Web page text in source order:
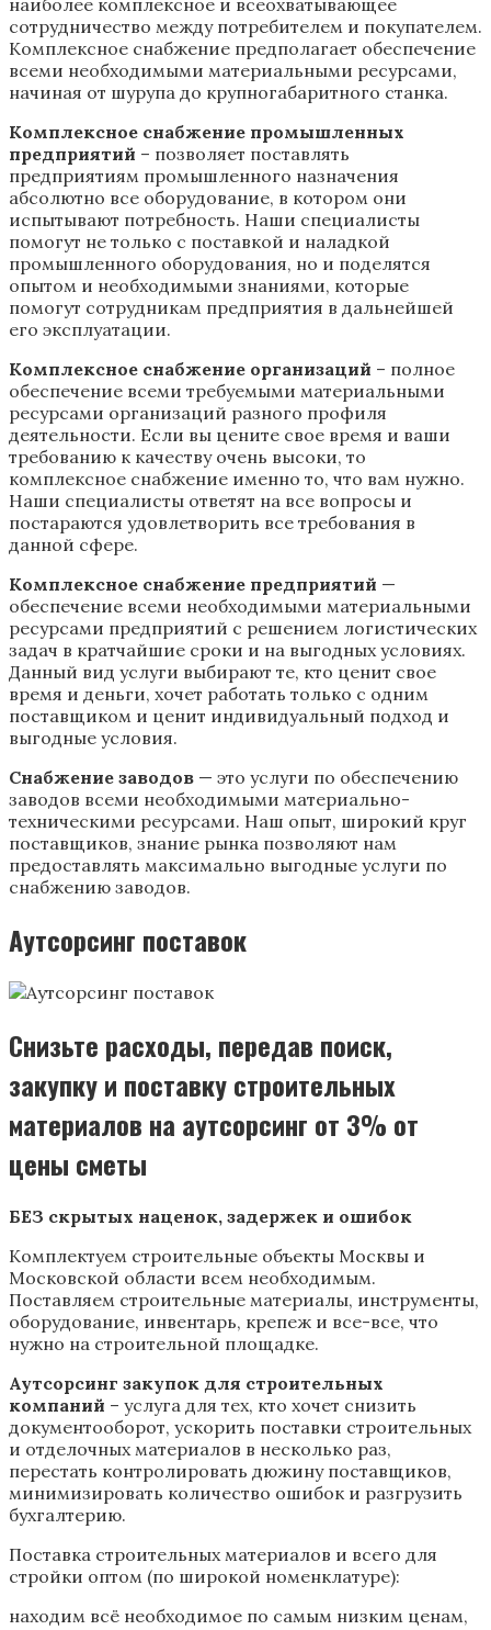
наиболее комплексное и всеохватывающее
сотрудничество между потребителем и покупателем.
Комплексное снабжение предполагает обеспечение
всеми необходимыми материальными ресурсами,
начиная от шурупа до крупногабаритного станка.
Комплексное снабжение промышленных
предприятий – позволяет поставлять
предприятиям промышленного назначения
абсолютно все оборудование, в котором они
испытывают потребность. Наши специалисты
помогут не только с поставкой и наладкой
промышленного оборудования, но и поделятся
опытом и необходимыми знаниями, которые
помогут сотрудникам предприятия в дальнейшей
его эксплуатации.
Комплексное снабжение организаций – полное
обеспечение всеми требуемыми материальными
ресурсами организаций разного профиля
деятельности. Если вы цените свое время и ваши
требованию к качеству очень высоки, то
комплексное снабжение именно то, что вам нужно.
Наши специалисты ответят на все вопросы и
постараются удовлетворить все требования в
данной сфере.
Комплексное снабжение предприятий —
обеспечение всеми необходимыми материальными
ресурсами предприятий с решением логистических
задач в кратчайшие сроки и на выгодных условиях.
Данный вид услуги выбирают те, кто ценит свое
время и деньги, хочет работать только с одним
поставщиком и ценит индивидуальный подход и
выгодные условия.
Снабжение заводов — это услуги по обеспечению
заводов всеми необходимыми материально-
техническими ресурсами. Наш опыт, широкий круг
поставщиков, знание рынка позволяют нам
предоставлять максимально выгодные услуги по
снабжению заводов.
Аутсорсинг поставок
Снизьте расходы, передав поиск,
закупку и поставку строительных
материалов на аутсорсинг от 3% от
цены сметы
БЕЗ скрытых наценок, задержек и ошибок
Комплектуем строительные объекты Москвы и
Московской области всем необходимым.
Поставляем строительные материалы, инструменты,
оборудование, инвентарь, крепеж и все-все, что
нужно на строительной площадке.
Аутсорсинг закупок для строительных
компаний – услуга для тех, кто хочет снизить
документооборот, ускорить поставки строительных
и отделочных материалов в несколько раз,
перестать контролировать дюжину поставщиков,
минимизировать количество ошибок и разгрузить
бухгалтерию.
Поставка строительных материалов и всего для
стройки оптом (по широкой номенклатуре):
находим всё необходимое по самым низким ценам,